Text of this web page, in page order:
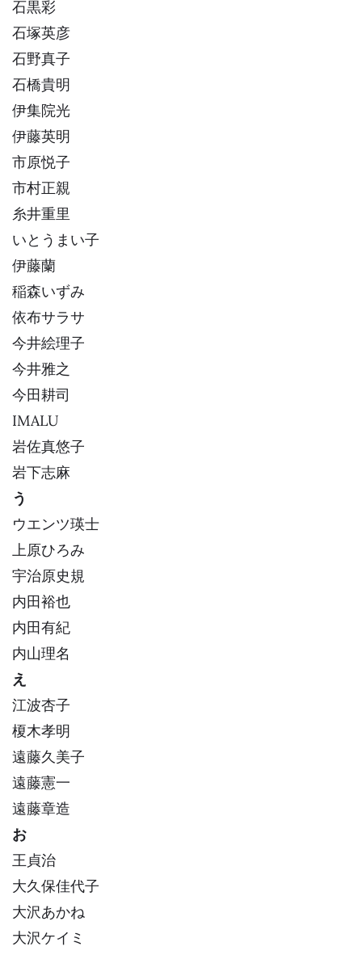
石黒彩
石塚英彦
石野真子
石橋貴明
伊集院光
伊藤英明
市原悦子
市村正親
糸井重里
いとうまい子
伊藤蘭
稲森いずみ
依布サラサ
今井絵理子
今井雅之
今田耕司
IMALU
岩佐真悠子
岩下志麻
う
ウエンツ瑛士
上原ひろみ
宇治原史規
内田裕也
内田有紀
内山理名
え
江波杏子
榎木孝明
遠藤久美子
遠藤憲一
遠藤章造
お
王貞治
大久保佳代子
大沢あかね
大沢ケイミ